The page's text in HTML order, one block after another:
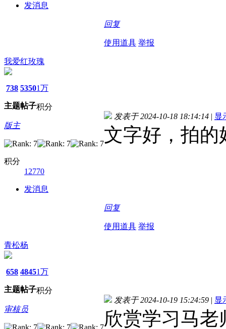
发消息
回复
使用道具 举报
我爱红玫瑰
738
主题
5350
帖子
1万
积分
版主
积分
12770
发消息
发表于 2024-10-18 18:14:14 | 显
文字好，拍的
回复
使用道具 举报
青松杨
658
主题
4845
帖子
1万
积分
审核员
发表于 2024-10-19 15:24:59 | 显
欣赏学习马